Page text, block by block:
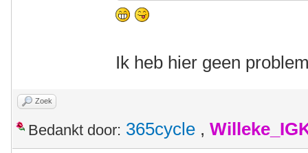
Ik heb hier geen
Zoek
Bedankt door: 365cycle ,